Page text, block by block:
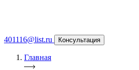
401116@list.ru Консультация
Главная